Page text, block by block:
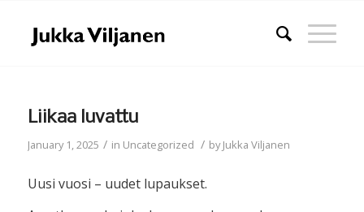
Liikaa luvattu
January 1, 2025 / in Uncategorized / byJukka Viljanen
Uusi vuosi – uudet lupaukset.